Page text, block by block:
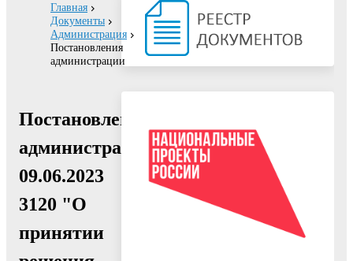
Главная
Документы
Администрация
Постановления
администрации
Постановление
администрации
09.06.2023
3120 "О
принятии